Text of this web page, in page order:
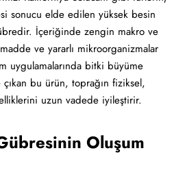
sonucu elde edilen yüksek besin
İçeriğinde zengin makro ve
ve yararlı mikroorganizmalar
uygulamalarında bitki büyüme
çıkan bu ürün, toprağın fiziksel,
uzun vadede iyileştirir.
Oluşum